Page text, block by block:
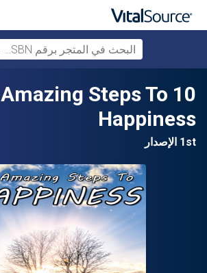
10 Amazing Steps To
Happiness
1st الإصدار